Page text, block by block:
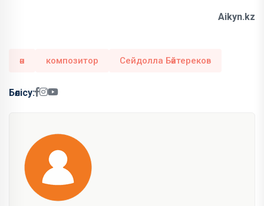
Aikyn.kz
ән композитор Сейдолла Бәйтереков
Бөлісу: